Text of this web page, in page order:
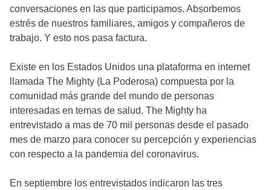
conversaciones en las que participamos. Absorbemos
estrés de nuestros familiares, amigos y compañeros de
trabajo. Y esto nos pasa factura.
Existe en los Estados Unidos una plataforma en internet
llamada The Mighty (La Poderosa) compuesta por la
comunidad más grande del mundo de personas
interesadas en temas de salud. The Mighty ha
entrevistado a mas de 70 mil personas desde el pasado
mes de marzo para conocer su percepción y experiencias
con respecto a la pandemia del coronavirus.
En septiembre los entrevistados indicaron las tres